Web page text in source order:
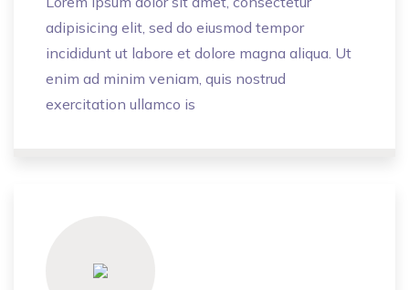
adipisicing elit, sed do eiusmod tempor
incididunt ut labore et dolore magna aliqua. Ut
enim ad minim veniam, quis nostrud
exercitation ullamco is